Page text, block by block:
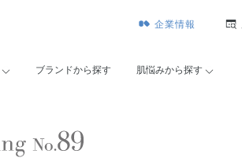
企業情報
ブランドから探す 肌悩みから探す